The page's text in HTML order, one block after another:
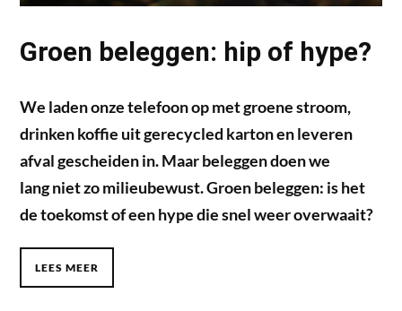
Groen beleggen: hip of hype?
We laden onze telefoon op met groene stroom,
drinken koffie uit gerecycled karton en leveren
afval gescheiden in. Maar beleggen doen we
lang niet zo milieubewust. Groen beleggen: is het
de toekomst of een hype die snel weer overwaait?
LEES MEER